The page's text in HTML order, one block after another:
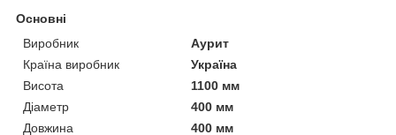
Основні
Виробник
Аурит
Країна виробник
Україна
Висота
1100 мм
Діаметр
400 мм
Довжина
400 мм